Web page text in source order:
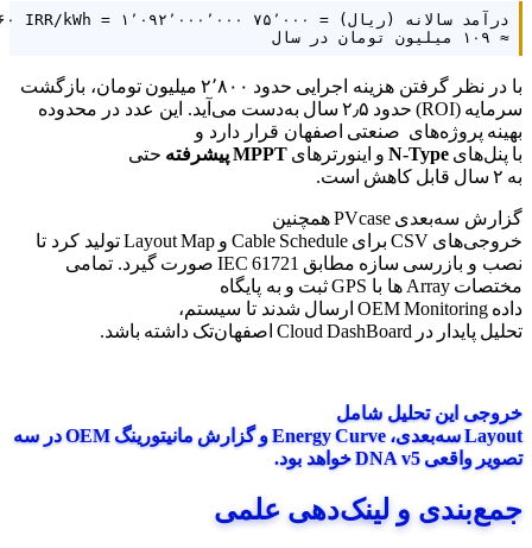
≈ ۱۰۹ میلیون تومان در سال
با در نظر گرفتن هزینه اجرایی حدود ۲٬۸۰۰ میلیون تومان، بازگشت
سرمایه (ROI) حدود ۲٫۵ سال به‌دست می‌آید. این عدد در محدوده
بهینه پروژه‌های صنعتی اصفهان قرار دارد و
با پنل‌های N‑Type و اینورترهای MPPT پیشرفته
حتی
به ۲ سال قابل کاهش است.
گزارش سه‌بعدی PVcase همچنین
خروجی‌های CSV برای Cable Schedule و Layout Map تولید کرد تا
نصب و بازرسی سازه مطابق IEC 61721 صورت گیرد. تمامی
مختصات Array ها با GPS ثبت و به پایگاه
داده OEM Monitoring ارسال شدند تا سیستم،
تحلیل پایدار در Cloud DashBoard اصفهان‌تک داشته باشد.
خروجی این تحلیل شامل
Layout سه‌بعدی، Energy Curve و گزارش مانیتورینگ OEM در سه
تصویر واقعی DNA v5 خواهد بود.
جمع‌بندی و لینک‌دهی علمی